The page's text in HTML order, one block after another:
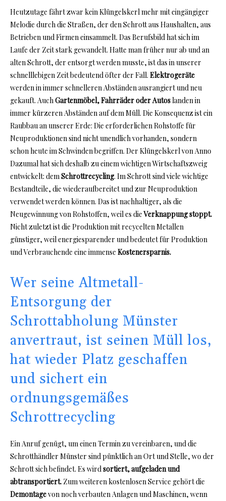
Heutzutage fährt zwar kein Klüngelskerl mehr mit eingängiger
Melodie durch die Straßen, der den Schrott aus Haushalten, aus
Betrieben und Firmen einsammelt. Das Berufsbild hat sich im
Laufe der Zeit stark gewandelt. Hatte man früher nur ab und an
alten Schrott, der entsorgt werden musste, ist das in unserer
schnelllebigen Zeit bedeutend öfter der Fall. Elektrogeräte
werden in immer schnelleren Abständen ausrangiert und neu
gekauft. AuchGartenmöbel, Fahrräder oder Autoslanden in
immer kürzeren Abständen auf dem Müll. Die Konsequenz ist ein
Raubbau an unserer Erde: Die erforderlichen Rohstoffe für
Neuproduktionen sind nicht unendlich vorhanden, sondern
schon heute im Schwinden begriffen. Der Klüngelskerl von Anno
Dazumal hat sich deshalb zu einem wichtigen Wirtschaftszweig
entwickelt: demSchrottrecycling. Im Schrott sind viele wichtige
Bestandteile, die wiederaufbereitet und zur Neuproduktion
verwendet werden können. Das ist nachhaltiger, als die
Neugewinnung von Rohstoffen, weil es dieVerknappung stoppt.
Nicht zuletzt ist die Produktion mit recycelten Metallen
günstiger, weil energiesparender und bedeutet für Produktion
und Verbrauchende eine immense Kostenersparnis.
Wer seine Altmetall-
Entsorgung der
Schrottabholung Münster
anvertraut, ist seinen Müll los,
hat wieder Platz geschaffen
und sichert ein
ordnungsgemäßes
Schrottrecycling
Ein Anruf genügt, um einen Termin zu vereinbaren, und die
Schrotthändler Münster sind pünktlich an Ort und Stelle, wo der
Schrott sich befindet. Es wirdsortiert, aufgeladen und
abtransportiert. Zum weiteren kostenlosen Service gehört die
Demontagevon noch verbauten Anlagen und Maschinen, wenn